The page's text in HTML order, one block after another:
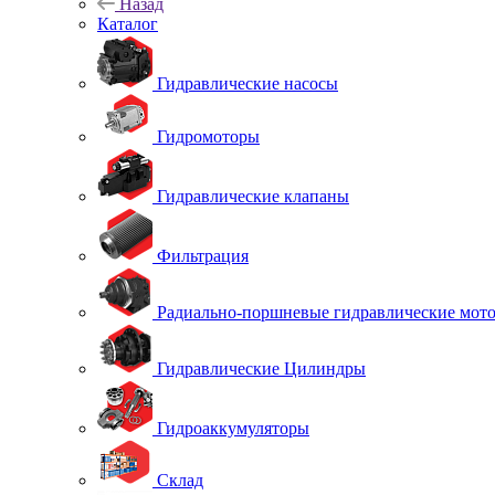
Назад
Каталог
Гидравлические насосы
Гидромоторы
Гидравлические клапаны
Фильтрация
Радиально-поршневые гидравлические
Гидравлические Цилиндры
Гидроаккумуляторы
Склад